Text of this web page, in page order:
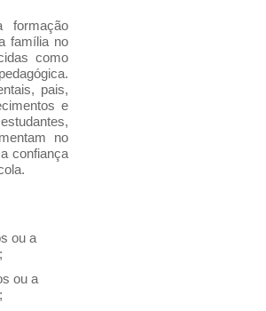
formação
família no
como
pais,
e
no
confiança
ou a
ou a